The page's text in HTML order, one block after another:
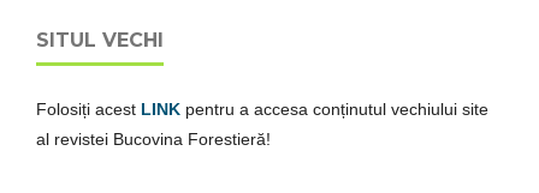
SITUL VECHI
Folosiți acest LINK pentru a accesa conținutul vechiului site
al revistei Bucovina Forestieră!